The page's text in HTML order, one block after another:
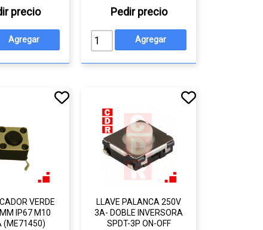
precio Pedir precio
VERDE
IP67 M10
(ME71450)
LLAVE PALANCA 250V
3A- DOBLE INVERSORA
SPDT-3P ON-OFF